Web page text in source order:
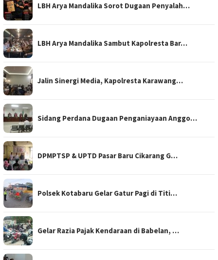
LBH Arya Mandalika Sorot Dugaan Penyalah…
LBH Arya Mandalika Sambut Kapolresta Bar…
Jalin Sinergi Media, Kapolresta Karawang…
Sidang Perdana Dugaan Penganiayaan Anggo…
DPMPTSP & UPTD Pasar Baru Cikarang G…
Polsek Kotabaru Gelar Gatur Pagi di Titi…
Gelar Razia Pajak Kendaraan di Babelan, …